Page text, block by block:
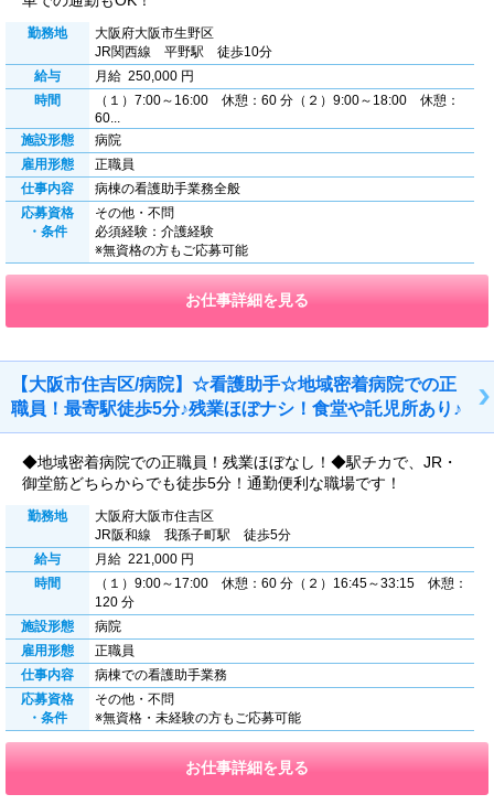
勤務地
大阪府大阪市生野区
JR関西線 平野駅 徒歩10分
給与
月給 250,000 円
時間
（１）7:00～16:00 休憩：60 分（２）9:00～18:00 休憩：
60...
施設形態
病院
雇用形態
正職員
仕事内容
病棟の看護助手業務全般
応募資格
・条件
その他・不問
必須経験：介護経験
※無資格の方もご応募可能
お仕事詳細を見る
【大阪市住吉区/病院】☆看護助手☆地域密着病院での正
職員！最寄駅徒歩5分♪残業ほぼナシ！食堂や託児所あり♪
◆地域密着病院での正職員！残業ほぼなし！◆駅チカで、JR・
御堂筋どちらからでも徒歩5分！通勤便利な職場です！
勤務地
大阪府大阪市住吉区
JR阪和線 我孫子町駅 徒歩5分
給与
月給 221,000 円
時間
（１）9:00～17:00 休憩：60 分（２）16:45～33:15 休憩：
120 分
施設形態
病院
雇用形態
正職員
仕事内容
病棟での看護助手業務
応募資格
・条件
その他・不問
※無資格・未経験の方もご応募可能
お仕事詳細を見る